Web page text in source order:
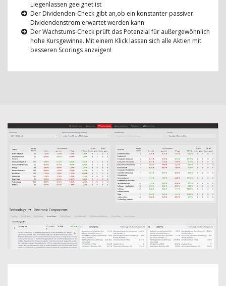
Liegenlassen geeignet ist
Der Dividenden-Check gibt an,ob ein konstanter passiver
Dividendenstrom erwartet werden kann
Der Wachstums-Check prüft das Potenzial für außergewöhnlich
hohe Kursgewinne. Mit einem Klick lassen sich alle Aktien mit
besseren Scorings anzeigen!